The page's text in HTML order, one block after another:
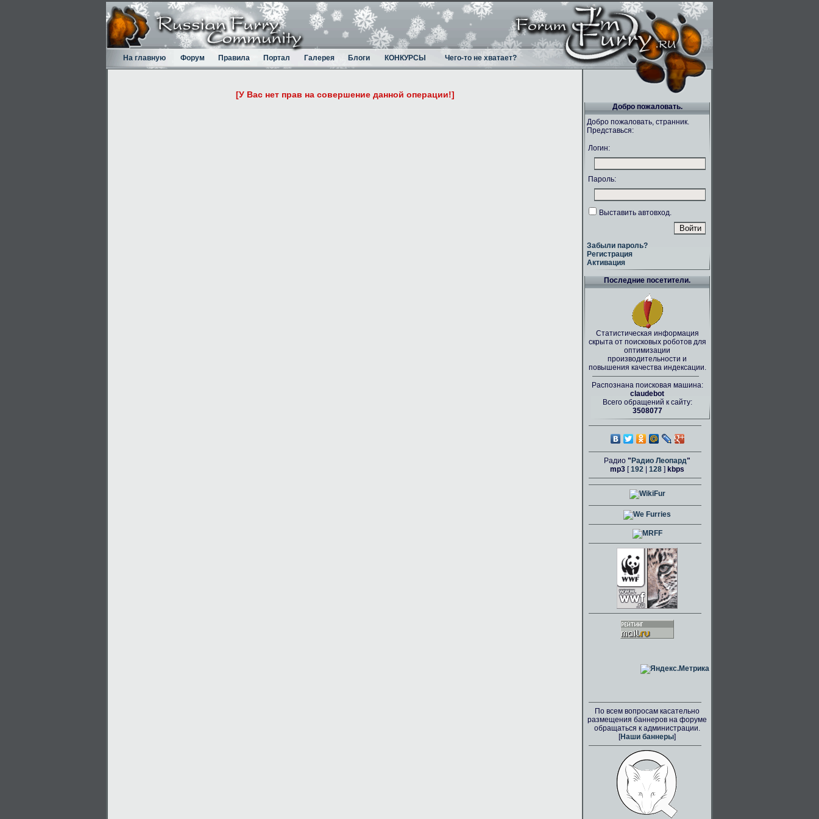
На главную Форум Правила Портал Галерея Блоги КОНКУРСЫ Чего-то не хватает?
[У Вас нет прав на совершение данной операции!]
Добро пожаловать.
Добро пожаловать, странник.
Представься:
Логин:
Пароль:
Выставить автовход.
Забыли пароль?
Регистрация
Активация
Последние посетители.
Статистическая информация
скрыта от поисковых роботов для
оптимизации
производительности и
повышения качества индексации.
Распознана поисковая машина:
claudebot
Всего обращений к сайту:
3508077
Радио " Радио Леопард"
mp3 [192 128 ] kbps
По всем вопросам касательно
размещения баннеров на форуме
обращаться к администрации.
[Наши баннеры]